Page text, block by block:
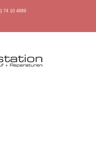
74 10 4669